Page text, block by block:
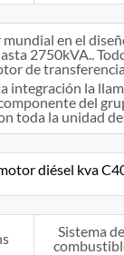
en el
2750kVA..
de
integración la
del
toda la unidad
diésel kva
Sistema de